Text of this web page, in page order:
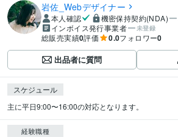
岩佐_Webデザイナー
本人確認 機密保持契約(NDA)
インボイス発行事業者 未登録
総販売実績0評価 0.0フォロワー0
出品者に質問
スケジュール
主に平日9:00〜16:00の対応となります。
経験職種